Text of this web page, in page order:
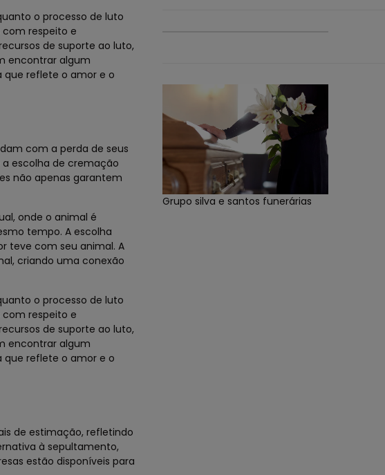
o processo de luto
com respeito e
de suporte ao luto,
encontrar algum
que reflete o amor e o
com a perda de seus
escolha de cremação
não apenas garantem
onde o animal é
tempo. A escolha
teve com seu animal. A
criando uma conexão
o processo de luto
com respeito e
de suporte ao luto,
encontrar algum
que reflete o amor e o
de estimação, refletindo
à sepultamento,
estão disponíveis para
Grupo silva e santos funerárias